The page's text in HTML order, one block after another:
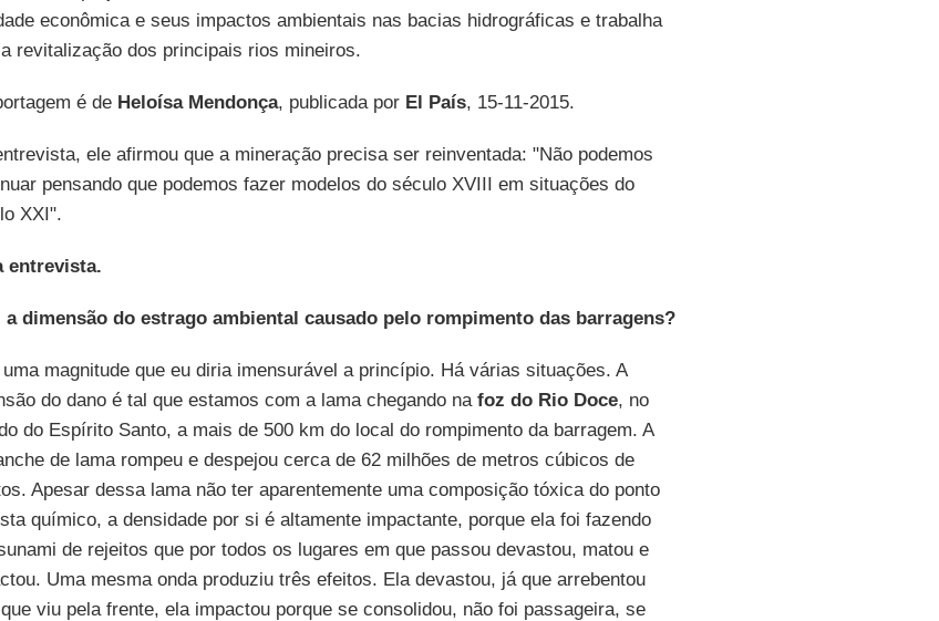
econômica e seus impactos ambientais nas bacias hidrográficas e trabalha
revitalização dos principais rios mineiros.
é de Heloísa Mendonça, publicada por El País, 15-11-2015.
ele afirmou que a mineração precisa ser reinventada: "Não podemos
pensando que podemos fazer modelos do século XVIII em situações do
XXI".
entrevista.
a dimensão do estrago ambiental causado pelo rompimento das barragens?
uma magnitude que eu diria imensurável a princípio. Há várias situações. A
do dano é tal que estamos com a lama chegando na foz do Rio Doce, no
do Espírito Santo, a mais de 500 km do local do rompimento da barragem. A
de lama rompeu e despejou cerca de 62 milhões de metros cúbicos de
Apesar dessa lama não ter aparentemente uma composição tóxica do ponto
químico, a densidade por si é altamente impactante, porque ela foi fazendo
de rejeitos que por todos os lugares em que passou devastou, matou e
Uma mesma onda produziu três efeitos. Ela devastou, já que arrebentou
viu pela frente, ela impactou porque se consolidou, não foi passageira, se